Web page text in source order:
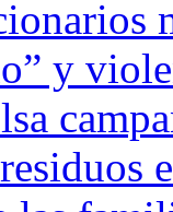
y